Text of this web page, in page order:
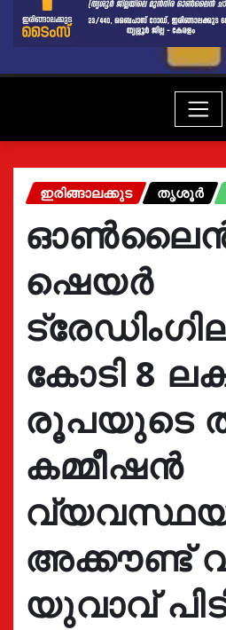
ഇരിങ്ങാലക്കുട തൃശൂർ
ഷെയർ
കോടി 8
രൂപയുടെ
കമ്മീഷൻ
അക്കൗണ്ട്
യുവാവ്